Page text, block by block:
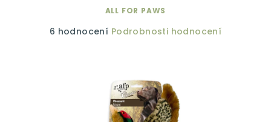
ALL FOR PAWS
Průměrné
6 hodnocení Podrobnosti hodnocení